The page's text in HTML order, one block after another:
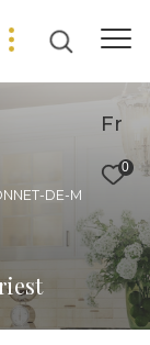
Fr
0
DE-M